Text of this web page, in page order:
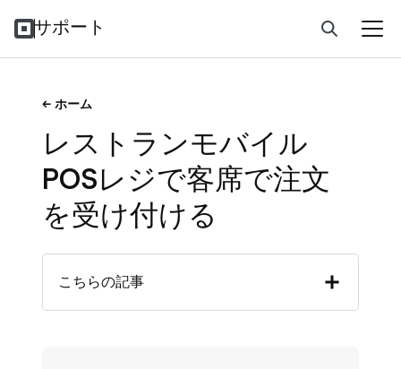
サポート
ホーム
レストランモバイル
POSレジで客席で注文
を受け付ける
こちらの記事